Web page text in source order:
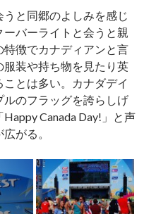
と同郷のよしみを感じ
バーライトと会うと親
徴でカナディアンと言
装や持ち物を見たり英
とは多い。カナダデイ
のフラッグを誇らしげ
Canada Day!」と声
がる。